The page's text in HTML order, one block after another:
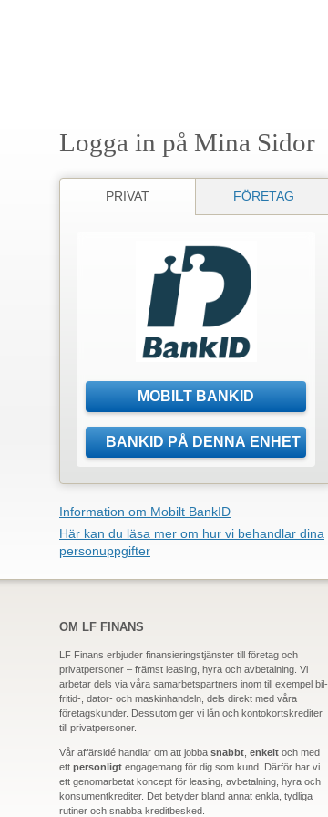
Logga in på Mina Sidor
PRIVAT FÖRETAG
Information om Mobilt BankID
Här kan du läsa mer om hur vi behandlar dina
personuppgifter
OM LF FINANS
LF Finans erbjuder finansieringstjänster till företag och
privatpersoner – främst leasing, hyra och avbetalning. Vi
arbetar dels via våra samarbetspartners inom till exempel bil-,
fritid-, dator- och maskinhandeln, dels direkt med våra
företagskunder. Dessutom ger vi lån och kontokortskrediter
till privatpersoner.
Vår affärsidé handlar om att jobba snabbt enkelt och med
ett personligt engagemang för dig som kund. Därför har vi
ett genomarbetat koncept för leasing, avbetalning, hyra och
konsumentkrediter. Det betyder bland annat enkla, tydliga
rutiner och snabba kreditbesked.